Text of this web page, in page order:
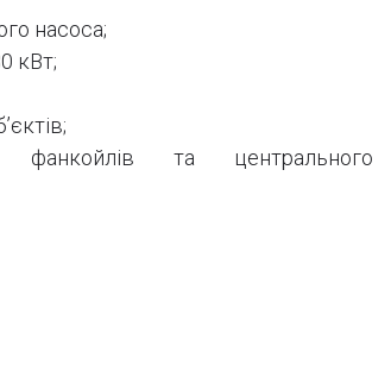
насоса;
кВт;
фанкойлів та центрального